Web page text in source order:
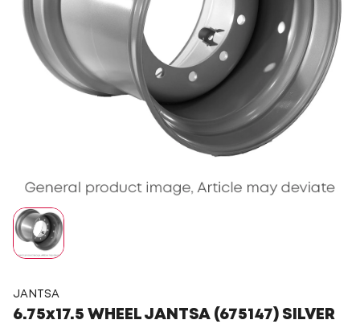
JANTSA
6.75x17.5 WHEEL JANTSA (675147) SILVER